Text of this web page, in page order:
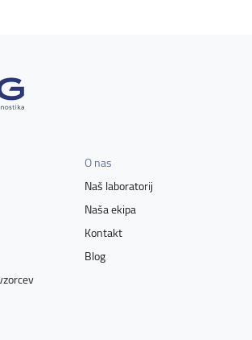
O nas
Naš laboratorij
Naša ekipa
Kontakt
Blog